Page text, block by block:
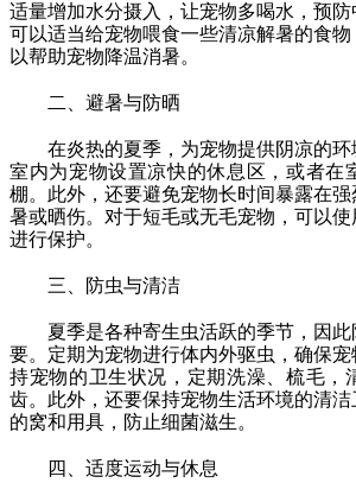
适量增加水分摄入，让宠物多喝水，预防
可以适当给宠物喂食一些清凉解暑的食物
以帮助宠物降温消暑。
二、避暑与防晒
在炎热的夏季，为宠物提供阴凉的
室内为宠物设置凉快的休息区，或者在
棚。此外，还要避免宠物长时间暴露在
暑或晒伤。对于短毛或无毛宠物，可以
进行保护。
三、防虫与清洁
夏季是各种寄生虫活跃的季节，因
要。定期为宠物进行体内外驱虫，确保
持宠物的卫生状况，定期洗澡、梳毛，
齿。此外，还要保持宠物生活环境的清
的窝和用具，防止细菌滋生。
四、适度运动与休息